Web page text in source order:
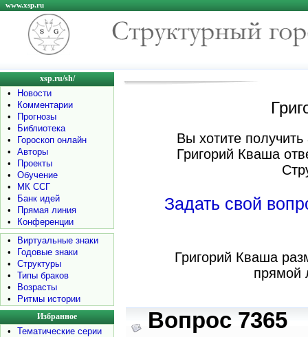
www.xsp.ru
xsp.ru/sh/
•
Новости
•
Комментарии
•
Прогнозы
•
Библиотека
•
Гороскоп онлайн
•
Авторы
•
Проекты
•
Обучение
•
МК ССГ
•
Банк идей
•
Прямая линия
•
Конференции
•
Виртуальные знаки
•
Годовые знаки
•
Структуры
•
Типы браков
•
Возрасты
•
Ритмы истории
Избранное
•
Тематические серии
Вы хотите
Григорий Кваша
Задать свой
Григорий Кваша
прямой
Вопрос 7365